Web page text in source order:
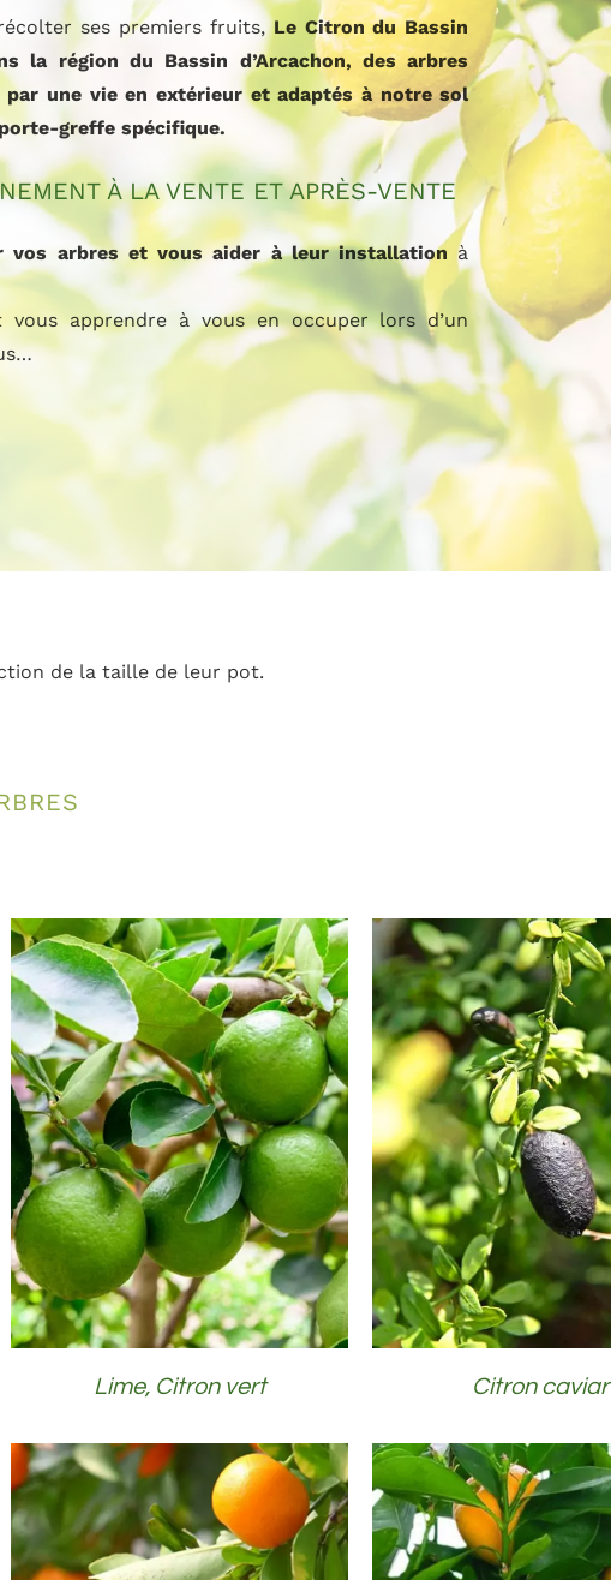
ses premiers fruits, Le Citron du Bassin
la région du Bassin d’Arcachon, des arbres
une vie en extérieur et adaptés à notre sol
greffe spécifique.
À LA VENTE ET APRÈS-VENTE
vos arbres et vous aider à leur installation à
vous apprendre à vous en occuper lors d’un
de la taille de leur pot.
DÉTAILS
Lime, Citron vert
DÉTAILS
Citron caviar